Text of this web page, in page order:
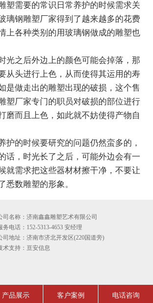
塑需要的常识日常养护的时候需求关
璃钢雕塑厂家得到了越来越多的花费
上各种类别的用玻璃钢做成的雕塑也
光之后外边上的颜色可能会掉落，那
从头进行上色，从而使得其运用的寿
是做走出的雕塑出现的破损，这个售
塑厂家专门的职员对破损的部位进行
磨而且上色，如此就不妨使得产物自
护的时候要研究的问题仍然蛮多的，
话，时光长了之后，可能外边会有一
就需求把这些器材材擦干净，不要让
悉数雕塑的形象。
司名称：济南鑫鑫雕塑艺术有限公司
务电话：152-5313-4653 安经理
司地址：济南市济北开发区(220国道旁)
术支持： 亘安信息
产品展示 客户案例 电话咨询